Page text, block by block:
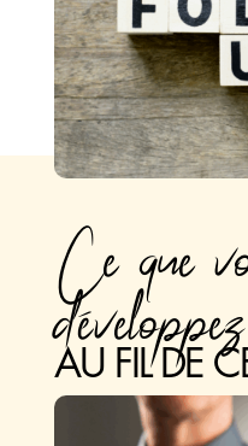
Ce que
développez
AU FIL DE